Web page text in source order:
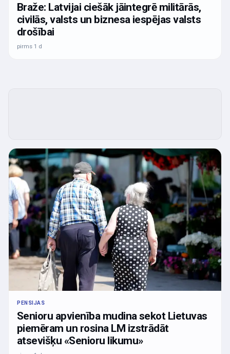
Braže: Latvijai ciešāk jāintegrē militārās,
civilās, valsts un biznesa iespējas valsts
drošībai
pirms 1 d
PENSIJAS
Senioru apvienība mudina sekot Lietuvas
piemēram un rosina LM izstrādāt
atsevišķu «Senioru likumu»